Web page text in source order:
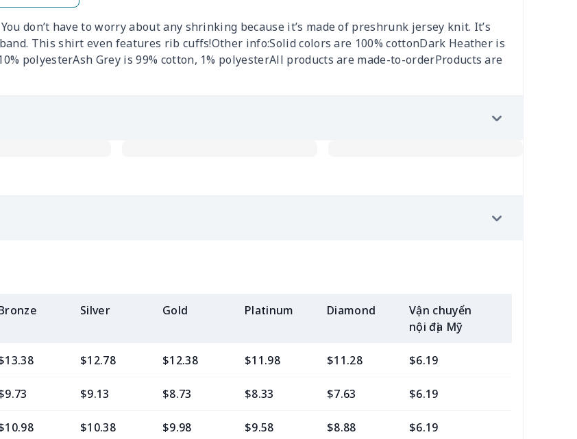
don’t have to worry about any shrinking because it’s made of preshrunk jersey knit. It’s
This shirt even features rib cuffs!Other info:Solid colors are 100% cottonDark Heather is
polyesterAsh Grey is 99% cotton, 1% polyesterAll products are made-to-orderProducts are
Silver Gold Platinum Diamond
Vận chuyển
nội địa Mỹ
$12.78 $12.38 $11.98 $11.28 $6.19
$9.13 $8.73 $8.33 $7.63 $6.19
$10.38 $9.98 $9.58 $8.88 $6.19